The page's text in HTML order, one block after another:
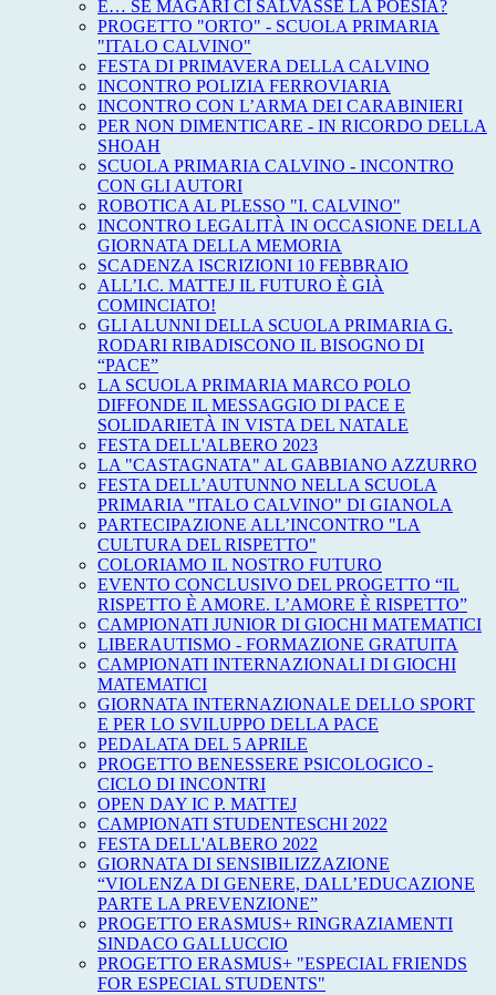
E… SE MAGARI CI SALVASSE LA POESIA?
PROGETTO "ORTO" - SCUOLA PRIMARIA
"ITALO CALVINO"
FESTA DI PRIMAVERA DELLA CALVINO
INCONTRO POLIZIA FERROVIARIA
INCONTRO CON L’ARMA DEI CARABINIERI
PER NON DIMENTICARE - IN RICORDO DELLA
SHOAH
SCUOLA PRIMARIA CALVINO - INCONTRO
CON GLI AUTORI
ROBOTICA AL PLESSO "I. CALVINO"
INCONTRO LEGALITÀ IN OCCASIONE DELLA
GIORNATA DELLA MEMORIA
SCADENZA ISCRIZIONI 10 FEBBRAIO
ALL’I.C. MATTEJ IL FUTURO È GIÀ
COMINCIATO!
GLI ALUNNI DELLA SCUOLA PRIMARIA G.
RODARI RIBADISCONO IL BISOGNO DI
“PACE”
LA SCUOLA PRIMARIA MARCO POLO
DIFFONDE IL MESSAGGIO DI PACE E
SOLIDARIETÀ IN VISTA DEL NATALE
FESTA DELL'ALBERO 2023
LA "CASTAGNATA" AL GABBIANO AZZURRO
FESTA DELL’AUTUNNO NELLA SCUOLA
PRIMARIA "ITALO CALVINO" DI GIANOLA
PARTECIPAZIONE ALL’INCONTRO "LA
CULTURA DEL RISPETTO"
COLORIAMO IL NOSTRO FUTURO
EVENTO CONCLUSIVO DEL PROGETTO “IL
RISPETTO È AMORE. L’AMORE È RISPETTO”
CAMPIONATI JUNIOR DI GIOCHI MATEMATICI
LIBERAUTISMO - FORMAZIONE GRATUITA
CAMPIONATI INTERNAZIONALI DI GIOCHI
MATEMATICI
GIORNATA INTERNAZIONALE DELLO SPORT
E PER LO SVILUPPO DELLA PACE
PEDALATA DEL 5 APRILE
PROGETTO BENESSERE PSICOLOGICO -
CICLO DI INCONTRI
OPEN DAY IC P. MATTEJ
CAMPIONATI STUDENTESCHI 2022
FESTA DELL'ALBERO 2022
GIORNATA DI SENSIBILIZZAZIONE
“VIOLENZA DI GENERE, DALL’EDUCAZIONE
PARTE LA PREVENZIONE”
PROGETTO ERASMUS+ RINGRAZIAMENTI
SINDACO GALLUCCIO
PROGETTO ERASMUS+ "ESPECIAL FRIENDS
FOR ESPECIAL STUDENTS"